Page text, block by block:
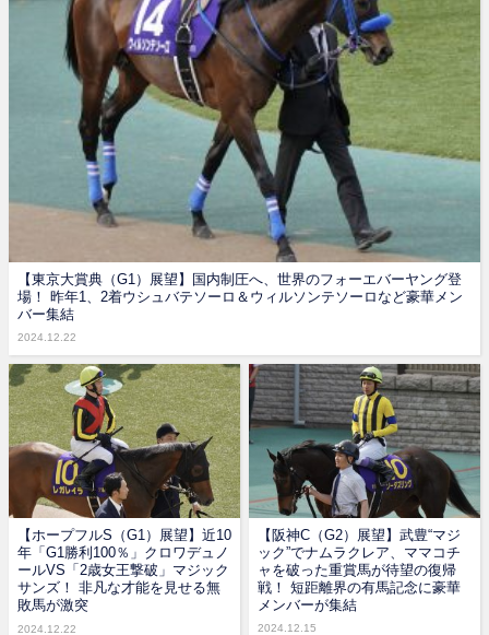
【東京大賞典（G1）展望】国内制圧へ、世界のフォーエバーヤング登
場！ 昨年1、2着ウシュバテソーロ＆ウィルソンテソーロなど豪華メン
バー集結
2024.12.22
【ホープフルS（G1）展望】近10
年「G1勝利100％」クロワデュノ
ールVS「2歳女王撃破」マジック
サンズ！ 非凡な才能を見せる無
敗馬が激突
2024.12.22
【阪神C（G2）展望】武豊“マジ
ック”でナムラクレア、ママコチ
ャを破った重賞馬が待望の復帰
戦！ 短距離界の有馬記念に豪華
メンバーが集結
2024.12.15